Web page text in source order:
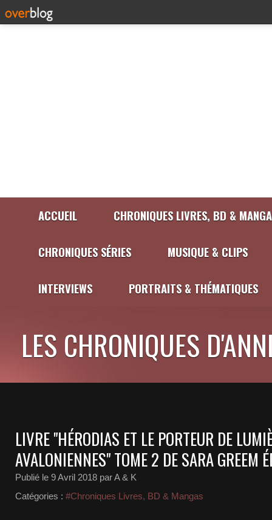
ACCUEIL CHRONIQUES LIVRES, BD &
CHRONIQUES SÉRIES MUSIQUE & CLIPS
INTERVIEWS PORTRAITS & THÉMATIQUES
LES CHRONIQUES
LIVRE "HÉRODIAS ET LE PORTEUR DE
AVALONIENNES" TOME 2 DE SARA GREEM
Publié le 9 Avril 2018 par A & K
Catégories : #Chroniques Livres, BD & Mangas